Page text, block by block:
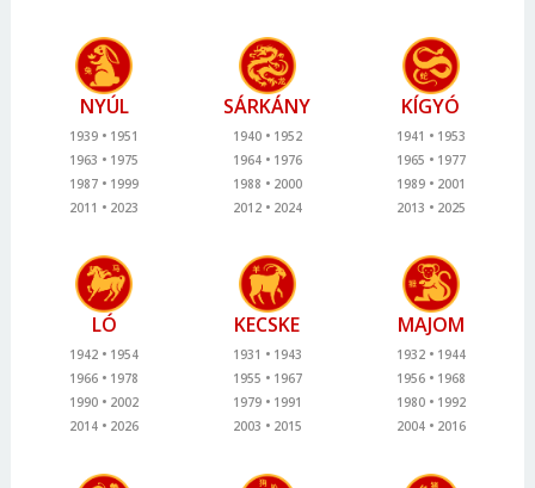
NYÚL
1939
1951
1963
1975
1987
1999
2011
2023
SÁRKÁNY
1940
1952
1964
1976
1988
2000
2012
2024
KÍGYÓ
1941
1953
1965
1977
1989
2001
2013
2025
LÓ
1942
1954
1966
1978
1990
2002
2014
2026
KECSKE
1931
1943
1955
1967
1979
1991
2003
2015
MAJOM
1932
1944
1956
1968
1980
1992
2004
2016